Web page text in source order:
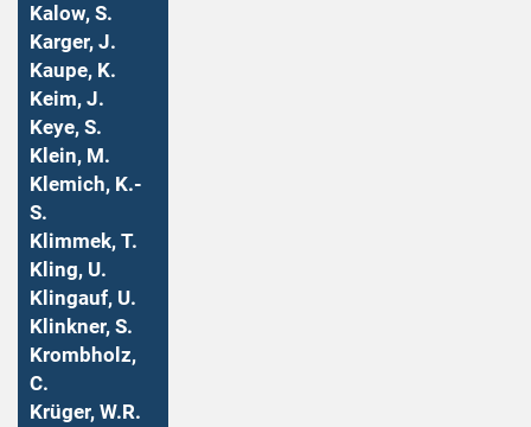
Kalow, S.
Karger, J.
Kaupe, K.
Keim, J.
Keye, S.
Klein, M.
Klemich, K.-
S.
Klimmek, T.
Kling, U.
Klingauf, U.
Klinkner, S.
Krombholz,
C.
Krüger, W.R.